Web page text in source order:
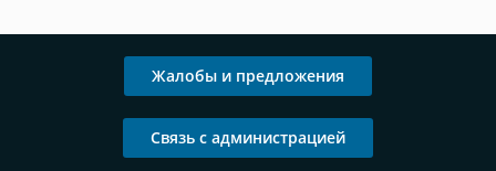
Жалобы и предложения
Связь с администрацией